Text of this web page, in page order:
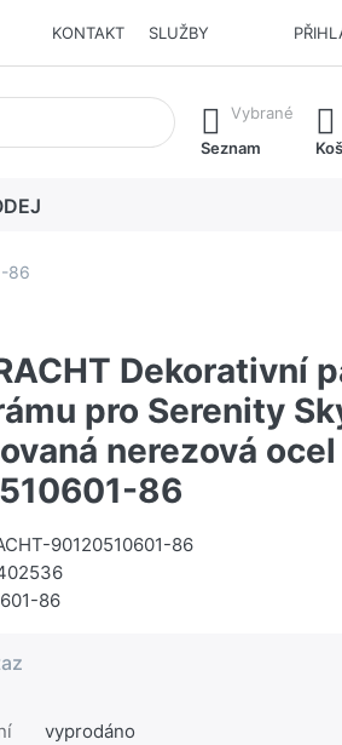
KONTAKT SLUŽBY
Stisknutím klávesy Enter vyvoláte
Vybrané
Seznam
86
Dekorativní
pro Serenity
nerezová ocel
86
90120510601-86
86
vyprodáno